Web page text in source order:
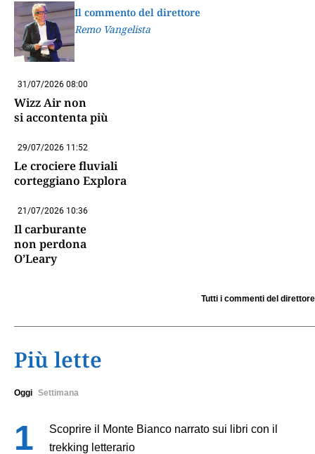
Il commento del direttore
Remo Vangelista
31/07/2026 08:00
Wizz Air non
si accontenta più
29/07/2026 11:52
Le crociere fluviali
corteggiano Explora
21/07/2026 10:36
Il carburante
non perdona
O’Leary
Tutti i commenti del direttore
Più lette
Oggi Settimana
Scoprire il Monte Bianco narrato sui libri con il
trekking letterario